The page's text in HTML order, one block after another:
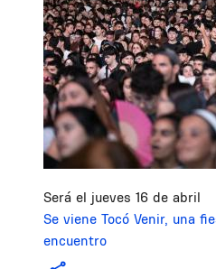
Será el jueves 16 de abril
Se viene Tocó Venir, una
encuentro